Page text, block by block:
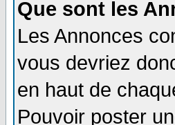
Que sont les
Les Annonces
vous devriez
en haut de
Pouvoir poster